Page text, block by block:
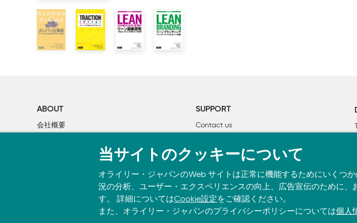
    2.3 虚栄の指標と本物の指標
    2.4 探索指標と報告指標
    2.5 先行指標と遅行指標
3章　実際に何をするかを決める
    3.1 リーンキャンバス
    3.2 何をやる「べき」か？
4章　「データ駆動」対「データ活用」
    4.1 リーンスタートアップと大きなビジョン
第Ⅱ部 .今すぐに適切な指標を見つける
ABOUT
会社概要
SUPPORT
Contact us
書籍注文
当サイトのクッキーについて
オライリー・ジャパンのWeb サイトは正常に機能するためにいくつ
況の分析、ユーザー・エクスペリエンスの向上、広告宣伝のために
す。 詳細についてはCookie設定をご確認ください。
また、オライリー・ジャパンのプライバシーポリシーについては個人